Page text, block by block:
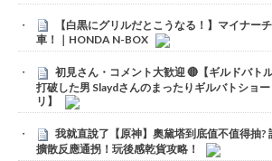
【白黒にグリルだとこうなる！】マイナー
車！｜HONDA N-BOX
初見さん・コメント大歓迎 🔴【ギルドバト
打破した男 Slaydさんのまったりギルバトショ
リ】
我就直說了【原神】奧黛塔到底值不值得抽?
擴散反應通拐！玩後感乾貨攻略！